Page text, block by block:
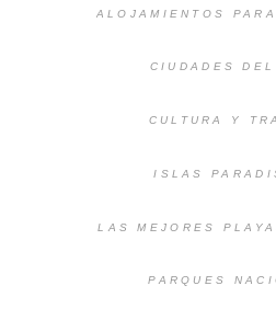
ALOJAMIENTOS
CIUDADES DEL
CULTURA Y
ISLAS
LAS MEJORES
PARQUES